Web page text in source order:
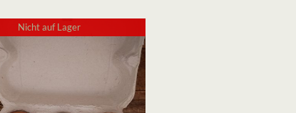
Nicht auf Lager